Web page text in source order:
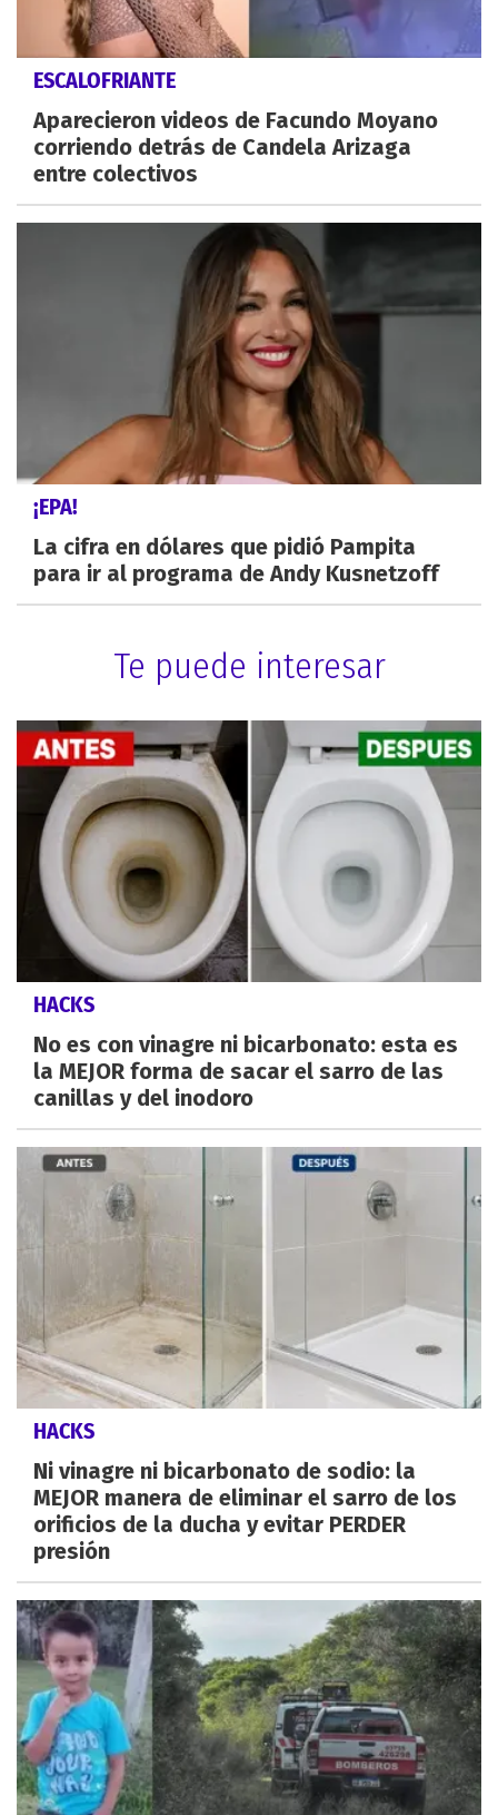
ESCALOFRIANTE
Aparecieron videos de Facundo Moyano
corriendo detrás de Candela Arizaga
entre colectivos
¡EPA!
La cifra en dólares que pidió Pampita
para ir al programa de Andy Kusnetzoff
Te puede interesar
HACKS
No es con vinagre ni bicarbonato: esta es
la MEJOR forma de sacar el sarro de las
canillas y del inodoro
HACKS
Ni vinagre ni bicarbonato de sodio: la
MEJOR manera de eliminar el sarro de los
orificios de la ducha y evitar PERDER
presión